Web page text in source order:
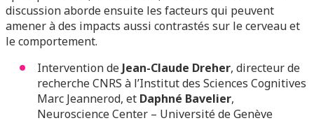
discussion aborde ensuite les facteurs qui peuvent
amener à des impacts aussi contrastés sur le cerveau et
le comportement.
Intervention de Jean-Claude Dreher, directeur de
recherche CNRS à l’Institut des Sciences Cognitives
Marc Jeannerod, et Daphné Bavelier,
Neuroscience Center – Université de Genève